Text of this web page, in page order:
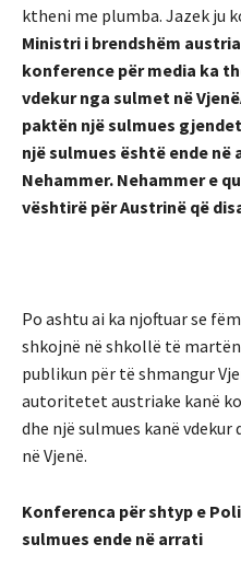
ktheni me plumba. Jazek ju
Ministri i brendshëm
konference për media ka
vdekur nga sulmet në
paktën një sulmues
një sulmues është ende në
Nehammer. Nehammer e
vështirë për Austrinë që
Po ashtu ai ka njoftuar se
shkojnë në shkollë të
publikun për të shmangur
autoritetet austriake kanë
dhe një sulmues kanë
në Vjenë.
Konferenca për shtyp e
sulmues ende në arrati